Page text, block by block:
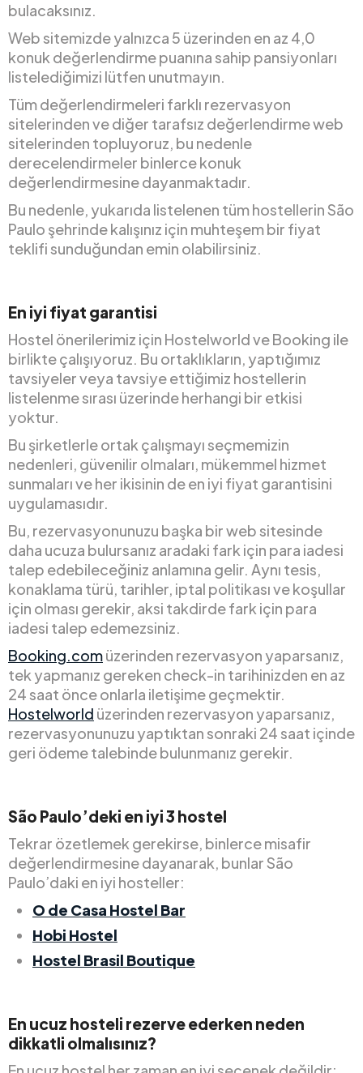
bulacaksınız.
Web sitemizde yalnızca 5 üzerinden en az 4,0
konuk değerlendirme puanına sahip pansiyonları
listelediğimizi lütfen unutmayın.
Tüm değerlendirmeleri farklı rezervasyon
sitelerinden ve diğer tarafsız değerlendirme web
sitelerinden topluyoruz, bu nedenle
derecelendirmeler binlerce konuk
değerlendirmesine dayanmaktadır.
Bu nedenle, yukarıda listelenen tüm hostellerin São
Paulo şehrinde kalışınız için muhteşem bir fiyat
teklifi sunduğundan emin olabilirsiniz.
En iyi fiyat garantisi
Hostel önerilerimiz için Hostelworld ve Booking ile
birlikte çalışıyoruz. Bu ortaklıkların, yaptığımız
tavsiyeler veya tavsiye ettiğimiz hostellerin
listelenme sırası üzerinde herhangi bir etkisi
yoktur.
Bu şirketlerle ortak çalışmayı seçmemizin
nedenleri, güvenilir olmaları, mükemmel hizmet
sunmaları ve her ikisinin de en iyi fiyat garantisini
uygulamasıdır.
Bu, rezervasyonunuzu başka bir web sitesinde
daha ucuza bulursanız aradaki fark için para iadesi
talep edebileceğiniz anlamına gelir. Aynı tesis,
konaklama türü, tarihler, iptal politikası ve koşullar
için olması gerekir, aksi takdirde fark için para
iadesi talep edemezsiniz.
Booking.comüzerinden rezervasyon yaparsanız,
tek yapmanız gereken check-in tarihinizden en az
24 saat önce onlarla iletişime geçmektir.
Hostelworld üzerinden rezervasyon yaparsanız,
rezervasyonunuzu yaptıktan sonraki 24 saat içinde
geri ödeme talebinde bulunmanız gerekir.
São Paulo’deki en iyi 3 hostel
Tekrar özetlemek gerekirse, binlerce misafir
değerlendirmesine dayanarak, bunlar São
Paulo’daki en iyi hosteller:
O de Casa Hostel Bar
Hobi Hostel
Hostel Brasil Boutique
En ucuz hosteli rezerve ederken neden
dikkatli olmalısınız?